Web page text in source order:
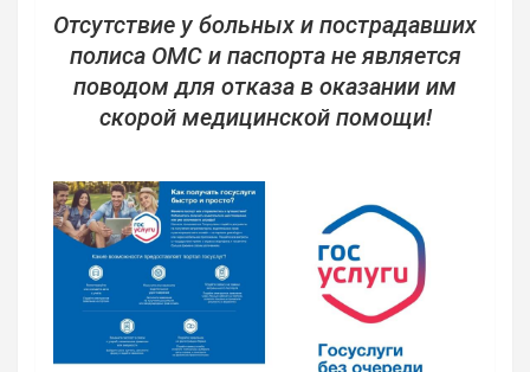
Отсутствие у больных и пострадавших
полиса ОМС и паспорта не является
поводом для отказа в оказании им
скорой медицинской помощи!